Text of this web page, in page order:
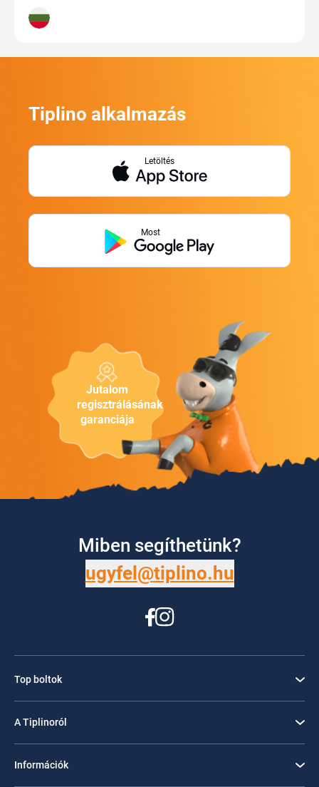
Jutalom
regisztrálásának
garanciája
Tiplino alkalmazás
Letöltés
Most
Miben segíthetünk?
ugyfel@tiplino.hu
Top boltok
A Tiplinoról
Információk